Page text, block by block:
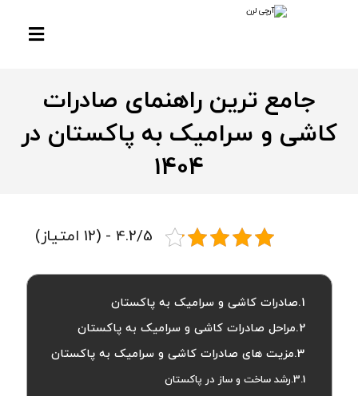
جامع ترین راهنمای صادرات
کاشی و سرامیک به پاکستان در
1404
4.2/5 - (12 امتیاز)
صادرات کاشی و سرامیک به پاکستان
مراحل صادرات کاشی و سرامیک به پاکستان
مزیت‌ های صادرات کاشی و سرامیک به پاکستان
رشد ساخت و ساز در پاکستان